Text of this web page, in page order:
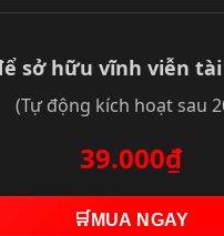
sở hữu vĩnh viễn
(Tự động kích hoạt sau
39.000₫
🛒 MUA NGAY